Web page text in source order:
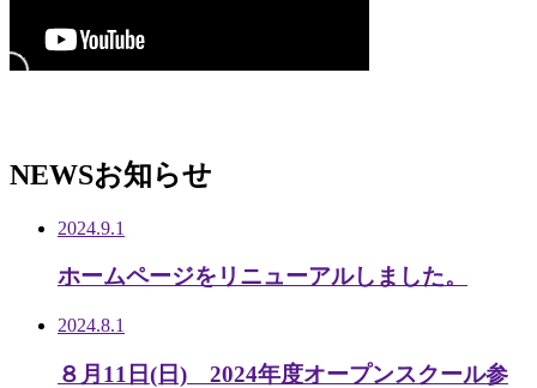
NEWSお知らせ
2024.9.1
ホームページをリニューアルしました。
2024.8.1
８月11日(日) 2024年度オープンスクール参